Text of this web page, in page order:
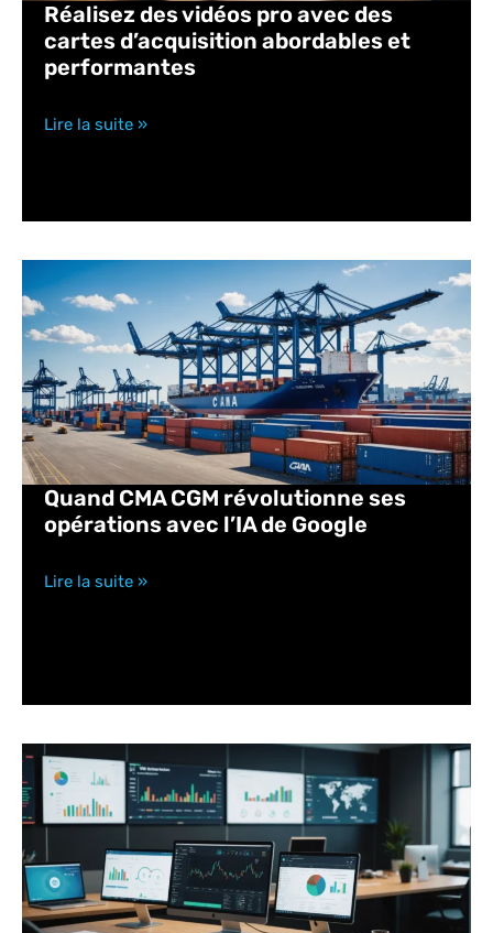
Réalisez des vidéos pro avec des
cartes d’acquisition abordables et
performantes
Lire la suite »
Quand CMA CGM révolutionne ses
opérations avec l’IA de Google
Lire la suite »